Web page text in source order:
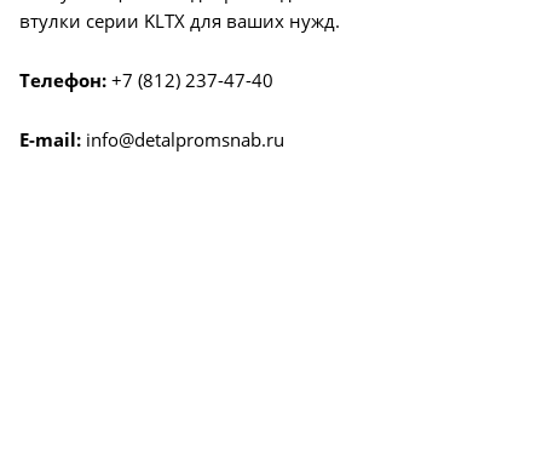
втулки серии KLTX для ваших нужд.
Телефон: +7 (812) 237-47-40
E-mail: info@detalpromsnab.ru